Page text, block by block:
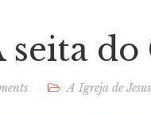
seita
A Igreja de